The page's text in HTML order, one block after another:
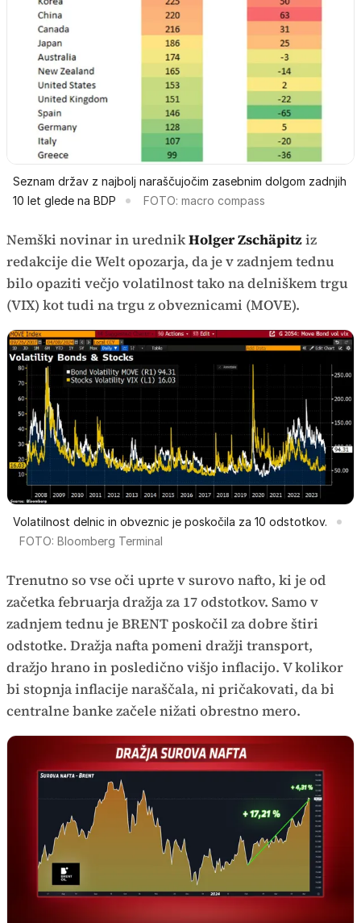
Seznam držav z najbolj naraščujočim zasebnim dolgom zadnjih
10 let glede na BDP
FOTO: macro compass
Nemški novinar in urednikHolger Zschäpitziz
redakcije die Welt opozarja, da je v zadnjem tednu
bilo opaziti večjo volatilnost tako na delniškem trgu
(VIX) kot tudi na trgu z obveznicami (MOVE).
Volatilnost delnic in obveznic je poskočila za 10 odstotkov.
FOTO: Bloomberg Terminal
Trenutno so vse oči uprte v surovo nafto, ki je od
začetka februarja dražja za 17 odstotkov. Samo v
zadnjem tednu je BRENT poskočil za dobre štiri
odstotke. Dražja nafta pomeni dražji transport,
dražjo hrano in posledično višjo inflacijo. V kolikor
bi stopnja inflacije naraščala, ni pričakovati, da bi
centralne banke začele nižati obrestno mero.